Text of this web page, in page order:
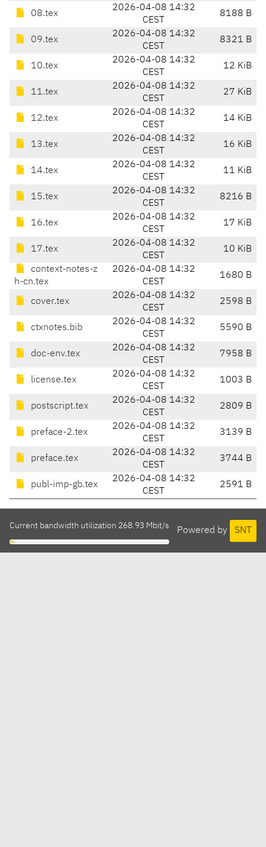
08.tex
2026-04-08 14:32
CEST
8188 B
09.tex
2026-04-08 14:32
CEST
8321 B
10.tex
2026-04-08 14:32
CEST
12 KiB
11.tex
2026-04-08 14:32
CEST
27 KiB
12.tex
2026-04-08 14:32
CEST
14 KiB
13.tex
2026-04-08 14:32
CEST
16 KiB
14.tex
2026-04-08 14:32
CEST
11 KiB
15.tex
2026-04-08 14:32
CEST
8216 B
16.tex
2026-04-08 14:32
CEST
17 KiB
17.tex
2026-04-08 14:32
CEST
10 KiB
context-notes-z
h-cn.tex
2026-04-08 14:32
CEST
1680 B
cover.tex
2026-04-08 14:32
CEST
2598 B
ctxnotes.bib
2026-04-08 14:32
CEST
5590 B
doc-env.tex
2026-04-08 14:32
CEST
7958 B
license.tex
2026-04-08 14:32
CEST
1003 B
postscript.tex
2026-04-08 14:32
CEST
2809 B
preface-2.tex
2026-04-08 14:32
CEST
3139 B
preface.tex
2026-04-08 14:32
CEST
3744 B
publ-imp-gb.tex
2026-04-08 14:32
CEST
2591 B
Powered by SNT
Current bandwidth utilization 268.93 Mbit/s